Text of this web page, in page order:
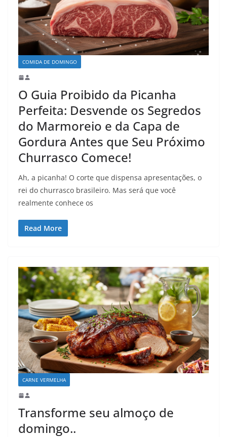
COMIDA DE DOMINGO
O Guia Proibido da Picanha
Perfeita: Desvende os Segredos
do Marmoreio e da Capa de
Gordura Antes que Seu Próximo
Churrasco Comece!
Ah, a picanha! O corte que dispensa apresentações, o
rei do churrasco brasileiro. Mas será que você
realmente conhece os
Read More
CARNE VERMELHA
Transforme seu almoço de
domingo..